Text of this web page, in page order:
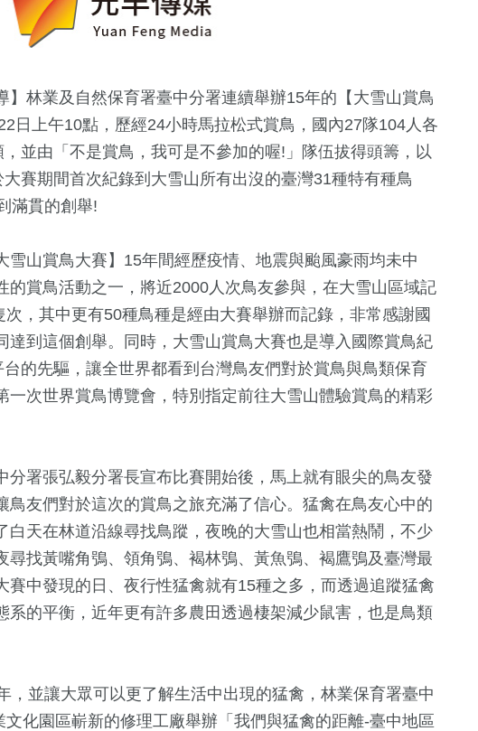
】林業及自然保育署臺中分署連續舉辦15年的【大雪山賞鳥
日上午10點，歷經24小時馬拉松式賞鳥，國內27隊104人各
並由「不是賞鳥，我可是不參加的喔!」隊伍拔得頭籌，以
賽期間首次紀錄到大雪山所有出沒的臺灣31種特有種鳥
滿貫的創舉!
雪山賞鳥大賽】15年間經歷疫情、地震與颱風豪雨均未中
的賞鳥活動之一，將近2000人次鳥友參與，在大雪山區域記
，其中更有50種鳥種是經由大賽舉辦而記錄，非常感謝國
達到這個創舉。同時，大雪山賞鳥大賽也是導入國際賞鳥紀
的先驅，讓全世界都看到台灣鳥友們對於賞鳥與鳥類保育
一次世界賞鳥博覽會，特別指定前往大雪山體驗賞鳥的精彩
分署張弘毅分署長宣布比賽開始後，馬上就有眼尖的鳥友發
鳥友們對於這次的賞鳥之旅充滿了信心。猛禽在鳥友心中的
白天在林道沿線尋找鳥蹤，夜晚的大雪山也相當熱鬧，不少
尋找黃嘴角鴞、領角鴞、褐林鴞、黃魚鴞、褐鷹鴞及臺灣最
賽中發現的日、夜行性猛禽就有15種之多，而透過追蹤猛禽
系的平衡，近年更有許多農田透過棲架減少鼠害，也是鳥類
，並讓大眾可以更了解生活中出現的猛禽，林業保育署臺中
化園區嶄新的修理工廠舉辦「我們與猛禽的距離-臺中地區
0+
兩岸藝苑天地
4+
2024總統大選
0+
福建林公信俗文
化專區
2023金鐘獎
綜合
兩岸佛教文化交
流專區